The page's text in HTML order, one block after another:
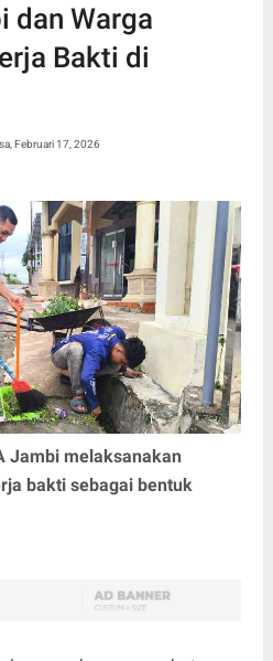
dan Warga
Bakti di
Februari 17, 2026
Jambi melaksanakan
bakti sebagai bentuk